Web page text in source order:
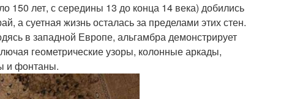
150 лет, с середины 13 до конца 14 века) добились
а суетная жизнь осталась за пределами этих стен.
в западной Европе, альгамбра демонстрирует
геометрические узоры, колонные аркады,
и фонтаны.